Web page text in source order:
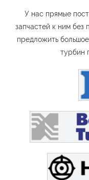
У нас прямые
запчастей к ним
предложить
турбин